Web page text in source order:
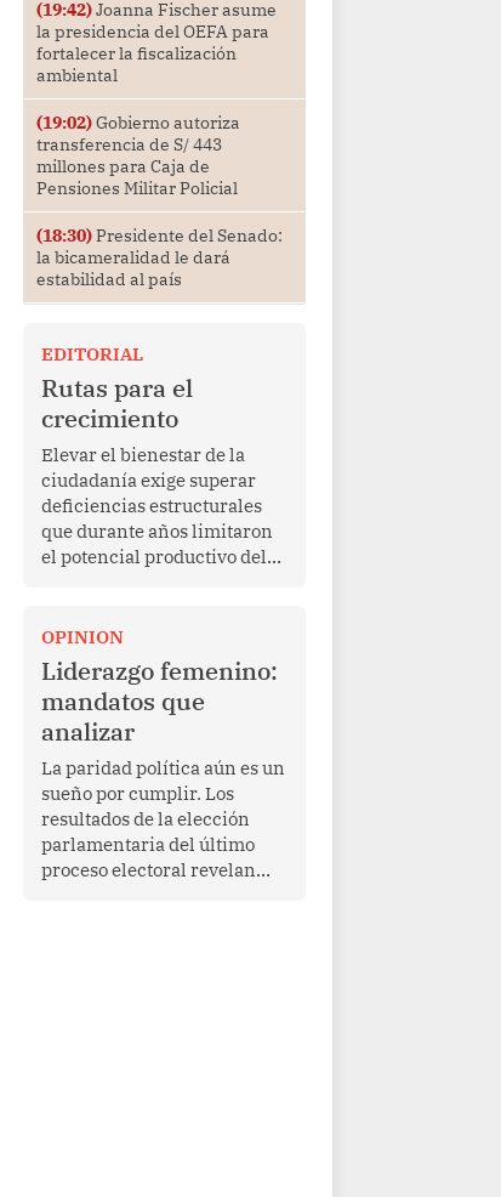
(19:42)Joanna Fischer asume
la presidencia del OEFA para
fortalecer la fiscalización
ambiental
(19:02)Gobierno autoriza
transferencia de S/ 443
millones para Caja de
Pensiones Militar Policial
(18:30)Presidente del Senado:
la bicameralidad le dará
estabilidad al país
EDITORIAL
Rutas para el
crecimiento
Elevar el bienestar de la
ciudadanía exige superar
deficiencias estructurales
que durante años limitaron
el potencial productivo del
OPINION
Liderazgo femenino:
mandatos que
analizar
La paridad política aún es un
sueño por cumplir. Los
resultados de la elección
parlamentaria del último
proceso electoral revelan